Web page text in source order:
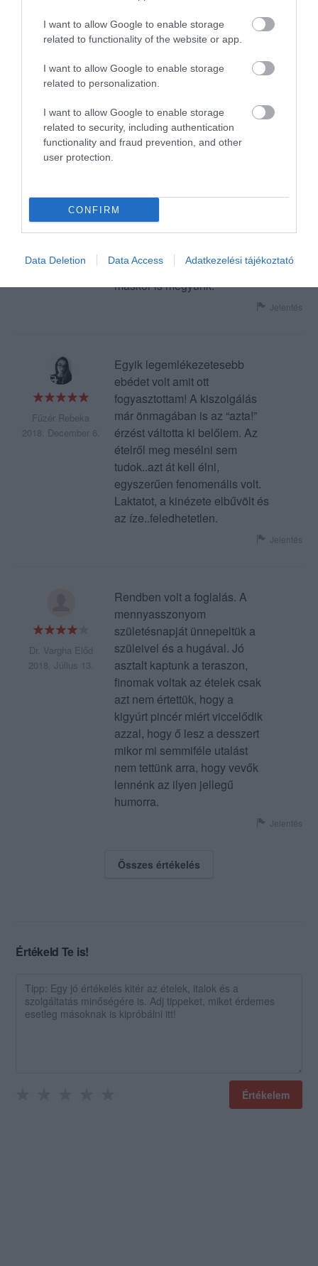
I want to allow Google to enable storage
related to functionality of the website or app.
I want to allow Google to enable storage
related to personalization.
I want to allow Google to enable storage
related to security, including authentication
functionality and fraud prevention, and other
user protection.
CONFIRM
Data Deletion Data Access Adatkezelési tájékoztató
I wouldn't recommend this
place for someone who expect
Jelentés
2019. Július 17.
Visszatérő vendég vagyok,
még nem kellett csalódnom. A
készségesek és rendkívül
kedvesek velünk. A humor
elengedhetetlen és erre a
személyzet is nyitott. Minden
tökéletes volt. Természetesen
máskor is megyünk.
Jelentés
Fűzér Rebeka
2018. December 6.
Egyik legemlékezetesebb
ebédet volt amit ott
fogyasztottam! A kiszolgálás
már önmagában is az “azta!”
érzést váltotta ki belőlem. Az
ételről meg mesélni sem
tudok..azt át kell élni,
egyszerűen fenomenális volt.
Laktatot, a kinézete elbűvölt és
az íze..feledhetetlen.
Jelentés
Dr. Vargha Előd
2018. Július 13.
Rendben volt a foglalás. A
mennyasszonyom
születésnapját ünnepeltük a
szüleivel és a hugával. Jó
asztalt kaptunk a teraszon,
finomak voltak az ételek csak
azt nem értettük, hogy a
kigyúrt pincér miért viccelődik
azzal, hogy ő lesz a desszert
mikor mi semmiféle utalást
nem tettünk arra, hogy vevők
lennénk az ilyen jellegű
humorra.
Jelentés
Összes értékelés
Értékeld Te is!
Értékelem